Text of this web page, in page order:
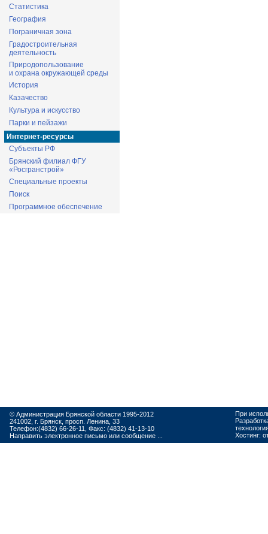
Статистика
География
Пограничная зона
Градостроительная
деятельность
Природопользование
и охрана окружающей среды
История
Казачество
Культура и искусство
Парки и пейзажи
Интернет-ресурсы
Субъекты РФ
Брянский филиал ФГУ
«Росгранстрой»
Специальные проекты
Поиск
Программное обеспечение
© Администрация Брянской области 1995-2012
241002, г. Брянск, просп. Ленина, 33
Телефон:(4832) 66-26-11, Факс: (4832) 41-13-10
Направить электронное письмо или сообщение ...
При
Хостинг: